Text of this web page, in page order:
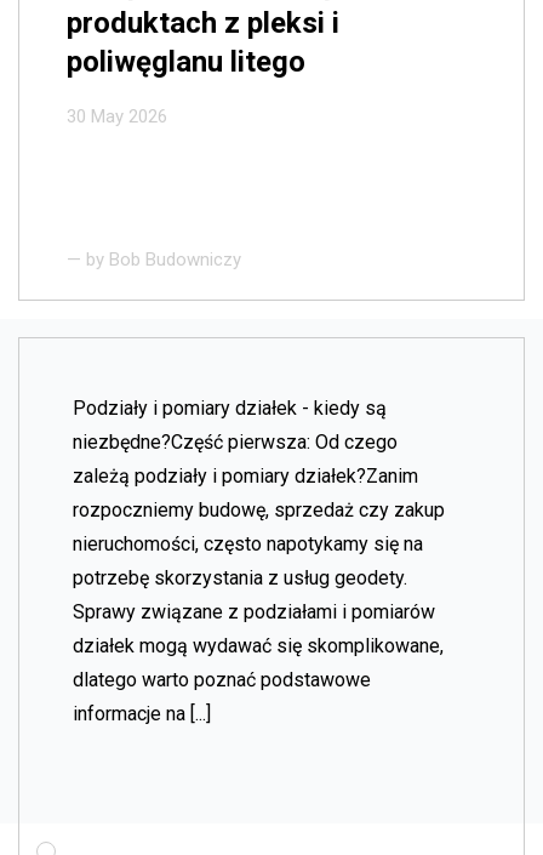
produktach z pleksi i
poliwęglanu litego
30 May 2026
— by Bob Budowniczy
Podziały i pomiary działek - kiedy są
niezbędne?Część pierwsza: Od czego
zależą podziały i pomiary działek?Zanim
rozpoczniemy budowę, sprzedaż czy zakup
nieruchomości, często napotykamy się na
potrzebę skorzystania z usług geodety.
Sprawy związane z podziałami i pomiarów
działek mogą wydawać się skomplikowane,
dlatego warto poznać podstawowe
informacje na [...]